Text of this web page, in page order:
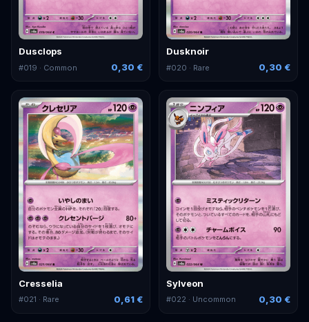
Dusclops
#019 · Common 0,30 €
Dusknoir
#020 · Rare 0,30 €
Cresselia
#021 · Rare 0,61 €
Sylveon
#022 · Uncommon 0,30 €